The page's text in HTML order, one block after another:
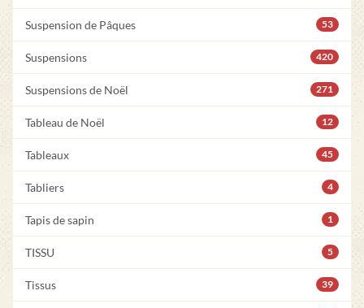
Suspension de Pâques 53
Suspensions 420
Suspensions de Noël 271
Tableau de Noël 12
Tableaux 45
Tabliers 4
Tapis de sapin 1
TISSU 5
Tissus 39